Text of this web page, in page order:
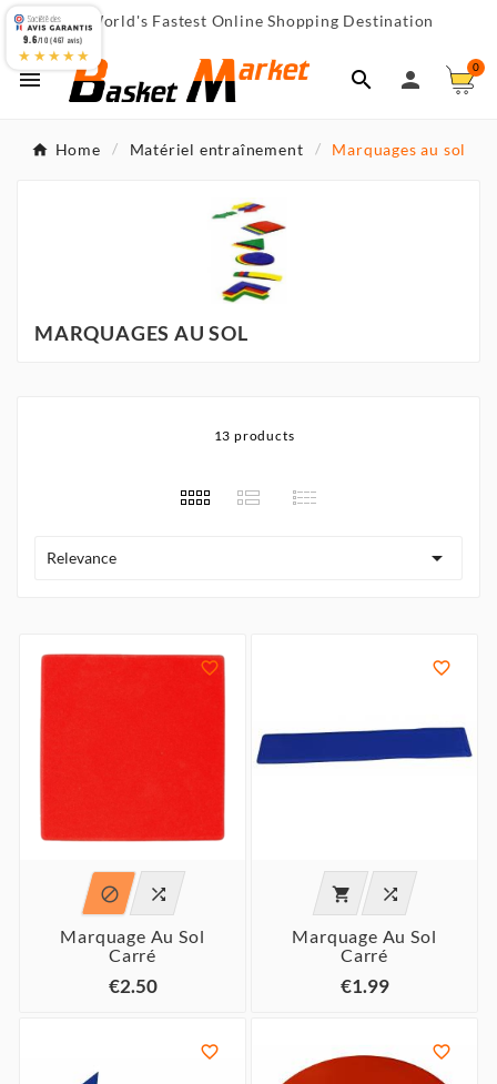
 World's Fastest Online Shopping Destination
  
0
Home Matériel entraînement Marquages au sol
MARQUAGES AU SOL
13 products
Relevance 

 
Marquage Au Sol
Carré
€2.50

 
Marquage Au Sol
Carré
€1.99
 
9.6/10 (467 avis)
★★★★★